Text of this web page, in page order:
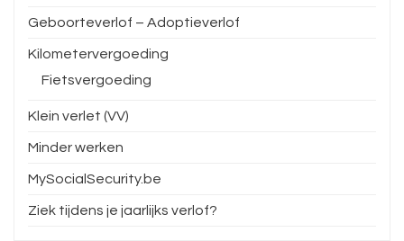
Geboorteverlof – Adoptieverlof
Kilometervergoeding
Fietsvergoeding
Klein verlet (VV)
Minder werken
MySocialSecurity.be
Ziek tijdens je jaarlijks verlof?